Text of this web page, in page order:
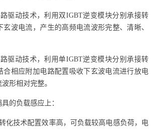
驱动技术，利用双IGBT逆变模块分别承接转
波电流，产生的高频电流波形完整、清晰、
驱动技术，利用单IGBT逆变模块分别承接转
合相应附加电路配置吸收下玄波电流进行放电
形相对完整。
的负载感应上：
化技术配置效率高，可负载较高电感负荷，电